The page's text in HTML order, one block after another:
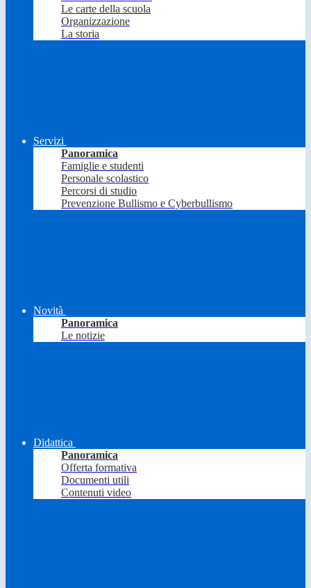
Le carte della scuola
Organizzazione
La storia
Servizi
Panoramica
Famiglie e studenti
Personale scolastico
Percorsi di studio
Prevenzione Bullismo e Cyberbullismo
Novità
Panoramica
Le notizie
Didattica
Panoramica
Offerta formativa
Documenti utili
Contenuti video